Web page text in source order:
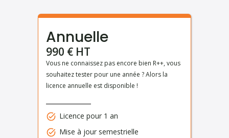
Annuelle
990 € HT
Vous ne connaissez pas encore bien R++, vous
souhaitez tester pour une année ? Alors la
licence annuelle est disponible !
Licence pour 1 an
Mise à jour semestrielle